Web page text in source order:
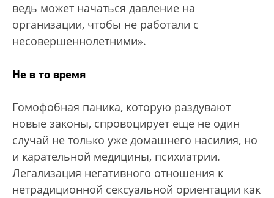
ведь может начаться давление на
организации, чтобы не работали с
несовершеннолетними».
Не в то время
Гомофобная паника, которую раздувают
новые законы, спровоцирует еще не один
случай не только уже домашнего насилия, но
и карательной медицины, психиатрии.
Легализация негативного отношения к
нетрадиционной сексуальной ориентации как